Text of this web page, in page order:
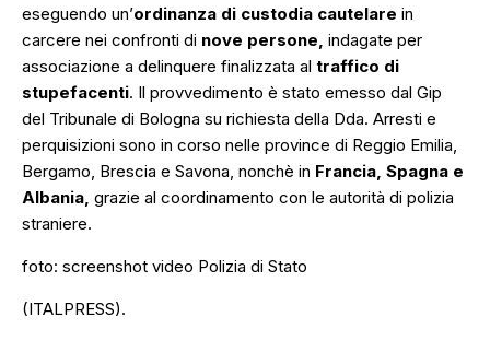
eseguendo un’ordinanza di custodia cautelare in
carcere nei confronti di nove persone, indagate per
associazione a delinquere finalizzata al traffico di
stupefacenti. Il provvedimento è stato emesso dal Gip
del Tribunale di Bologna su richiesta della Dda. Arresti e
perquisizioni sono in corso nelle province di Reggio Emilia,
Bergamo, Brescia e Savona, nonchè in Francia, Spagna e
Albania, grazie al coordinamento con le autorità di polizia
straniere.
foto: screenshot video Polizia di Stato
(ITALPRESS).